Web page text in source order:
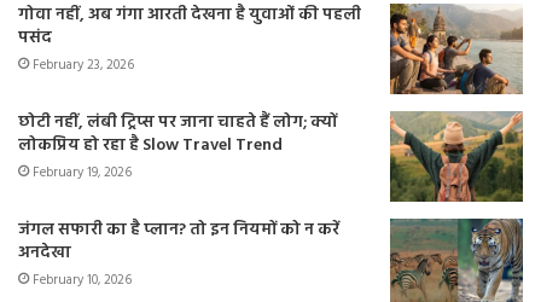
गोवा नहीं, अब गंगा आरती देखना है युवाओं की पहली
पसंद
February 23, 2026
छोटी नहीं, लंबी ट्रिप्स पर जाना चाहते हैं लोग; क्यों
लोकप्रिय हो रहा है Slow Travel Trend
February 19, 2026
जंगल सफारी का है प्लान? तो इन नियमों को न करें
अनदेखा
February 10, 2026